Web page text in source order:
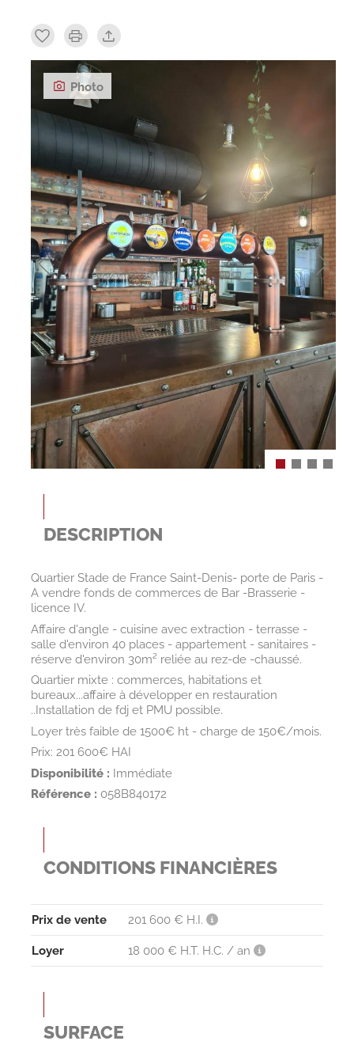
Photo
DESCRIPTION
Quartier Stade de France Saint-Denis- porte de Paris -
A vendre fonds de commerces de Bar -Brasserie -
licence IV.
Affaire d'angle - cuisine avec extraction - terrasse -
salle d'environ 40 places - appartement - sanitaires -
réserve d'environ 30m² reliée au rez-de -chaussé.
Quartier mixte : commerces, habitations et
bureaux...affaire à développer en restauration
..Installation de fdj et PMU possible.
Loyer très faible de 1500€ ht - charge de 150€/mois.
Prix: 201 600€ HAI
Disponibilité : Immédiate
Référence : 058B840172
CONDITIONS FINANCIÈRES
Prix de vente 201 600 € H.I.
Loyer 18 000 € H.T. H.C. / an
SURFACE